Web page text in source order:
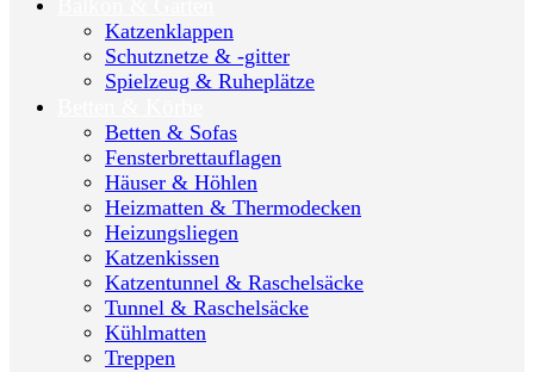
Katzenklappen
Schutznetze & -gitter
Spielzeug & Ruheplätze
Betten & Sofas
Fensterbrettauflagen
Häuser & Höhlen
Heizmatten & Thermodecken
Heizungsliegen
Katzenkissen
Katzentunnel & Raschelsäcke
Tunnel & Raschelsäcke
Kühlmatten
Treppen